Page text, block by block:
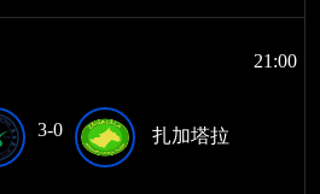
21:00
3-0 扎加塔拉